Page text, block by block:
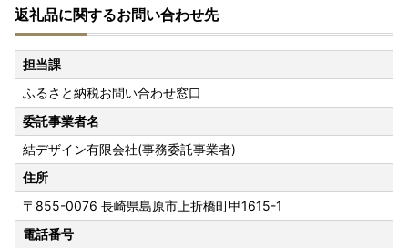
★返礼品について
・お受け取り日指定はできません。
・長期ご不在でお受取不可の期間がございましたら、必ず備
考欄に「不在:○○」とご記入ください。
・返礼品送付先ご住所の誤り等のお申込内容不備や、受取人
様のご都合により返礼品がお届けできない場合、再送はいた
しません。また寄附金の返金もいたしかねます。
・手配状況次第では返礼品送付先ご住所の変更ができない場
合があります。また転送する場合は転送料金(受取人着払い)
が発生しますので、ご了承ください。
・「のし」可の返礼品を除き、のしの対応はいたしかねま
返礼品に関するお問い合わせ先
担当課
ふるさと納税お問い合わせ窓口
委託事業者名
結デザイン有限会社(事務委託事業者)
住所
〒855-0076 長崎県島原市上折橋町甲1615-1
電話番号